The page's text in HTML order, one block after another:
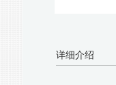
详细介绍